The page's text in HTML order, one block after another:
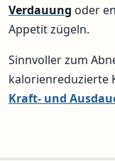
Verdauung oder
Appetit zügeln.
Sinnvoller zum
kalorienreduzierte
Kraft- und